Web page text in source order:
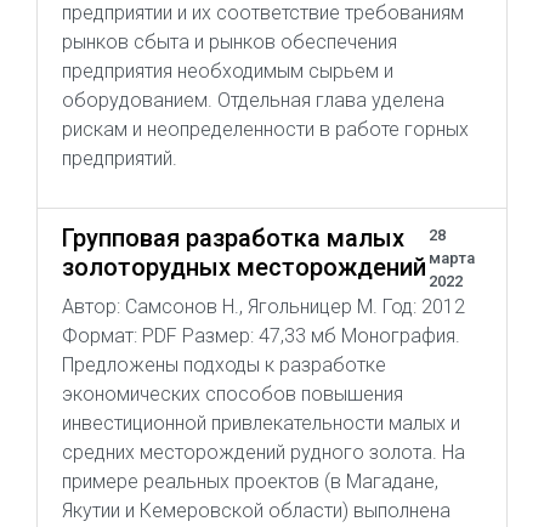
предприятии и их соответствие требованиям
рынков сбыта и рынков обеспечения
предприятия необходимым сырьем и
оборудованием. Отдельная глава уделена
рискам и неопределенности в работе горных
предприятий.
Групповая разработка малых
золоторудных месторождений
28
марта
2022
Автор: Самсонов Н., Ягольницер М. Год: 2012
Формат: PDF Размер: 47,33 мб Монография.
Предложены подходы к разработке
экономических способов повышения
инвестиционной привлекательности малых и
средних месторождений рудного золота. На
примере реальных проектов (в Магадане,
Якутии и Кемеровской области) выполнена